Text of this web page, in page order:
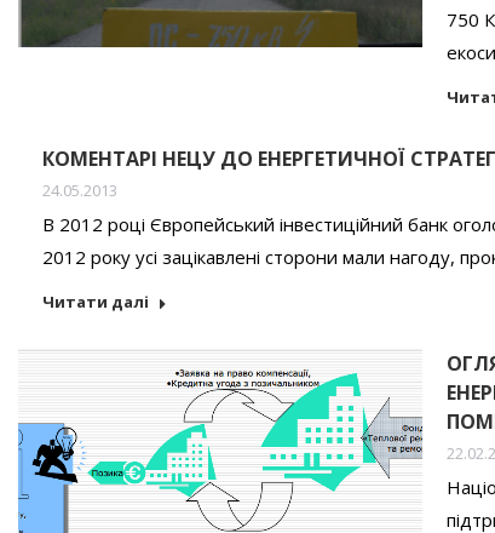
750
КОМЕНТАРІ НЕЦУ ДО ЕНЕРГЕТИЧНОЇ
24.05.2013
В 2012 році Європейський інвестиційний банк
2012 року усі зацікавлені сторони мали нагоду,
Читати далі